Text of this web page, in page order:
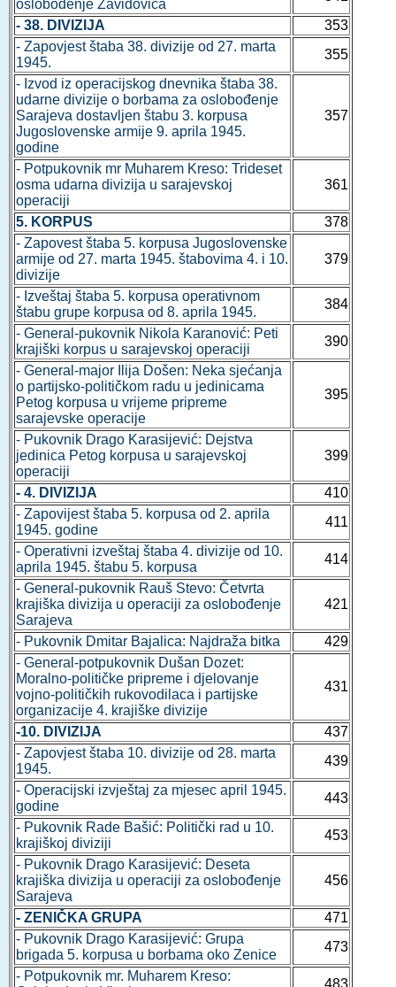
oslobođenje Zavidovića
- 38. DIVIZIJA
353
- Zapovjest štaba 38. divizije od 27. marta
1945.
355
- Izvod iz operacijskog dnevnika štaba 38.
udarne divizije o borbama za oslobođenje
Sarajeva dostavljen štabu 3. korpusa
Jugoslovenske armije 9. aprila 1945.
godine
357
- Potpukovnik mr Muharem Kreso: Trideset
osma udarna divizija u sarajevskoj
operaciji
361
5. KORPUS
378
- Zapovest štaba 5. korpusa Jugoslovenske
armije od 27. marta 1945. štabovima 4. i 10.
divizije
379
- Izveštaj štaba 5. korpusa operativnom
štabu grupe korpusa od 8. aprila 1945.
384
- General-pukovnik Nikola Karanović: Peti
krajiški korpus u sarajevskoj operaciji
390
- General-major Ilija Došen: Neka sjećanja
o partijsko-političkom radu u jedinicama
Petog korpusa u vrijeme pripreme
sarajevske operacije
395
- Pukovnik Drago Karasijević: Dejstva
jedinica Petog korpusa u sarajevskoj
operaciji
399
- 4. DIVIZIJA
410
- Zapovijest štaba 5. korpusa od 2. aprila
1945. godine
411
- Operativni izveštaj štaba 4. divizije od 10.
aprila 1945. štabu 5. korpusa
414
- General-pukovnik Rauš Stevo: Četvrta
krajiška divizija u operaciji za oslobođenje
Sarajeva
421
- Pukovnik Dmitar Bajalica: Najdraža bitka
429
- General-potpukovnik Dušan Dozet:
Moralno-političke pripreme i djelovanje
vojno-političkih rukovodilaca i partijske
organizacije 4. krajiške divizije
431
-10. DIVIZIJA
437
- Zapovjest štaba 10. divizije od 28. marta
1945.
439
- Operacijski izvještaj za mjesec april 1945.
godine
443
- Pukovnik Rade Bašić: Politički rad u 10.
krajiškoj diviziji
453
- Pukovnik Drago Karasijević: Deseta
krajiška divizija u operaciji za oslobođenje
Sarajeva
456
- ZENIČKA GRUPA
471
- Pukovnik Drago Karasijević: Grupa
brigada 5. korpusa u borbama oko Zenice
473
- Potpukovnik mr. Muharem Kreso:
483